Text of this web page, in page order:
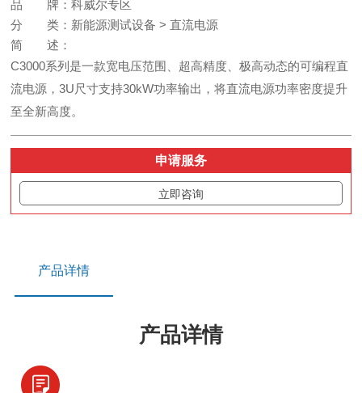
品 牌：科威尔专区
分 类： 新能源测试设备 > 直流电源
简 述：
C3000系列是一款宽电压范围、超高精度、极高动态的可编程直
流电源，3U尺寸支持30kW功率输出，将直流电源功率密度提升
至全新高度。
申请服务
立即咨询
产品详情
产品详情